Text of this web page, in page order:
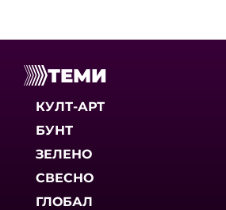
ТЕМИ
КУЛТ-АРТ
БУНТ
ЗЕЛЕНО
СВЕСНО
ГЛОБАЛ